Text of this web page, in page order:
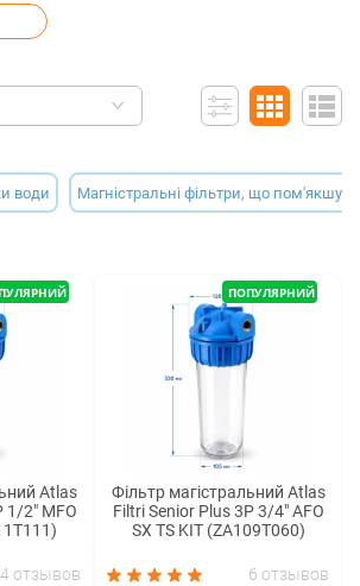
води Магністральні фільтри, що
Atlas
1/2" MFO
4 отзывов
ПОПУЛЯРНИЙ
Фільтр магістральний Atlas
Filtri Senior Plus 3P 3/4" AFO
SX TS KIT (ZA109T060)
6 отзывов